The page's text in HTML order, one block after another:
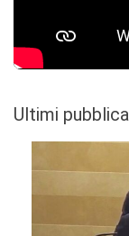
Ultimi